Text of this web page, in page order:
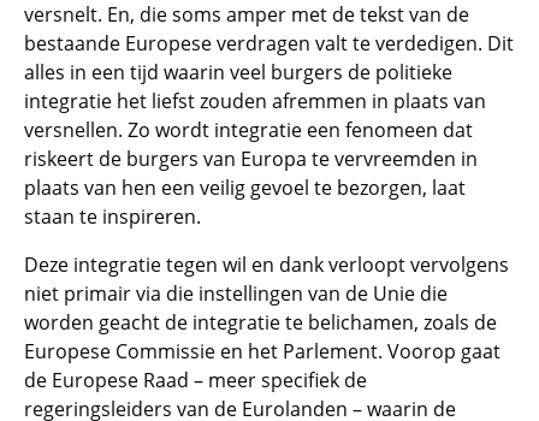
versnelt. En, die soms amper met de tekst van de
bestaande Europese verdragen valt te verdedigen. Dit
alles in een tijd waarin veel burgers de politieke
integratie het liefst zouden afremmen in plaats van
versnellen. Zo wordt integratie een fenomeen dat
riskeert de burgers van Europa te vervreemden in
plaats van hen een veilig gevoel te bezorgen, laat
staan te inspireren.
Deze integratie tegen wil en dank verloopt vervolgens
niet primair via die instellingen van de Unie die
worden geacht de integratie te belichamen, zoals de
Europese Commissie en het Parlement. Voorop gaat
de Europese Raad – meer specifiek de
regeringsleiders van de Eurolanden – waarin de